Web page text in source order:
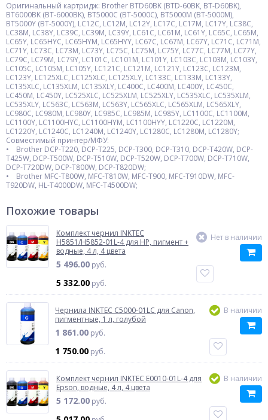
Оригинальный картридж: Brother BTD60BK (BTD-60BK, BT-D60BK),
BT6000BK (BT-6000BK), BT5000С (BT-5000C), BT5000M (BT-5000M),
BT5000Y (BT-5000Y), LC12C, LC12M, LC12Y, LC17C, LC17M, LC17Y, LC38C,
LC38M, LC38Y, LC39C, LC39M, LC39Y, LC61C, LC61M, LC61Y, LC65C, LC65M,
LC65Y, LC65HYC, LC65HYM, LC65HYY, LC67C, LC67M, LC67Y, LC71C, LC71M,
LC71Y, LC73C, LC73M, LC73Y, LC75C, LC75M, LC75Y, LC77C, LC77M, LC77Y,
LC79C, LC79M, LC79Y, LC101C, LC101M, LC101Y, LC103C, LC103M, LC103Y,
LC105C, LC105M, LC105Y, LC121C, LC121M, LC121Y, LC123C, LC123M,
LC123Y, LC125XLC, LC125XLC, LC125XLY, LC133C, LC133M, LC133Y,
LC135XLC, LC135XLM, LC135XLY, LC400C, LC400M, LC400Y, LC450C,
LC450M, LC450Y, LC525XLC, LC525XLM, LC525XLY, LC535XLC, LC535XLM,
LC535XLY, LC563C, LC563M, LC563Y, LC565XLC, LC565XLM, LC565XLY,
LC980C, LC980M, LC980Y, LC985C, LC985M, LC985Y, LC1100C, LC1100M,
LC1100Y, LC1100HYC, LC1100HYM, LC1100HYY, LC1220C, LC1220M,
LC1220Y, LC1240C, LC1240M, LC1240Y, LC1280C, LC1280M, LC1280Y;
Совместимый принтер/МФУ:
• Brother DCP-T220, DCP-T225, DCP-T300, DCP-T310, DCP-T420W, DCP-
T425W, DCP-T500W, DCP-T510W, DCP-T520W, DCP-T700W, DCP-T710W,
DCP-T720DW, DCP-T800W, DCP-T820DW;
• Brother MFC-T800W, MFC-T810W, MFC-T900, MFC-T910DW, MFC-
T920DW, HL-T4000DW, MFC-T4500DW;
Похожие товары
Комплект чернил INKTEC
H5851/H5852-01L-4 для HP, пигмент +
водные, 4 л, 4 цвета
5 496.00 руб.
5 332.00 руб.
Нет в наличии
Чернила INKTEC C5000-01LC для Canon,
пигментные, 1 л, голубой
1 861.00 руб.
1 750.00 руб.
В наличии
Комплект чернил INKTEC E0010-01L-4 для
Epson, водные, 4 л, 4 цвета
5 172.00 руб.
В наличии